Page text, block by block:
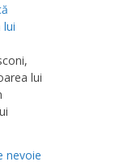
lui
lui
nevoie